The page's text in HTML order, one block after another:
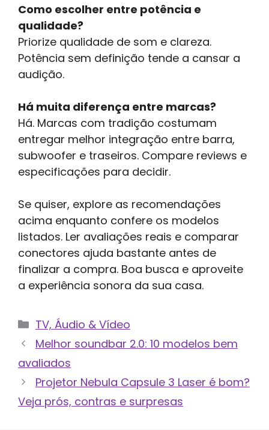
Como escolher entre potência e
qualidade?
Priorize qualidade de som e clareza.
Potência sem definição tende a cansar a
audição.
Há muita diferença entre marcas?
Há. Marcas com tradição costumam
entregar melhor integração entre barra,
subwoofer e traseiros. Compare reviews e
especificações para decidir.
Se quiser, explore as recomendações
acima enquanto confere os modelos
listados. Ler avaliações reais e comparar
conectores ajuda bastante antes de
finalizar a compra. Boa busca e aproveite
a experiência sonora da sua casa.
Categorias
TV, Áudio & Vídeo
Melhor soundbar 2.0: 10 modelos bem
avaliados
Projetor Nebula Capsule 3 Laser é bom?
Veja prós, contras e surpresas